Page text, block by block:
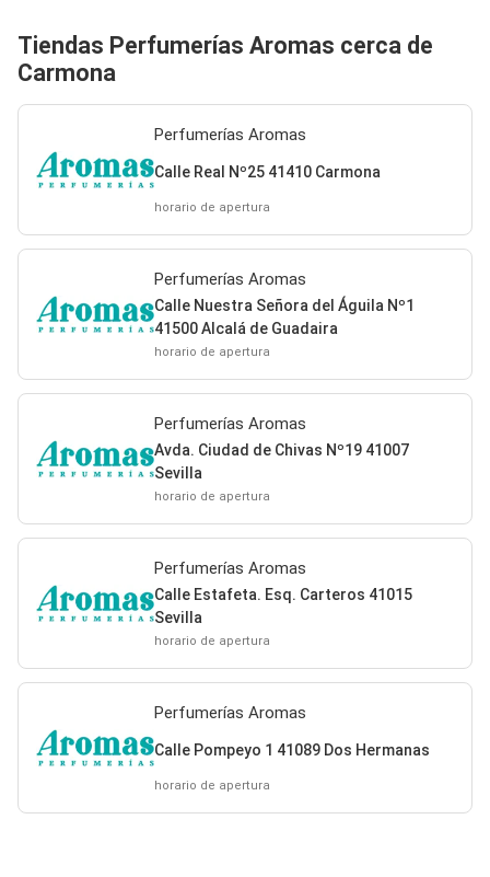
Tiendas Perfumerías Aromas cerca de
Carmona
Perfumerías Aromas
Calle Real Nº25 41410 Carmona
horario de apertura
Perfumerías Aromas
Calle Nuestra Señora del Águila Nº1
41500 Alcalá de Guadaira
horario de apertura
Perfumerías Aromas
Avda. Ciudad de Chivas Nº19 41007
Sevilla
horario de apertura
Perfumerías Aromas
Calle Estafeta. Esq. Carteros 41015
Sevilla
horario de apertura
Perfumerías Aromas
Calle Pompeyo 1 41089 Dos Hermanas
horario de apertura